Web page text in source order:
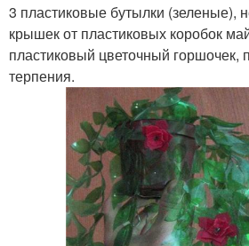
3 пластиковые бутылки (зеленые),
крышек от пластиковых коробок
пластиковый цветочный горшочек,
терпения.